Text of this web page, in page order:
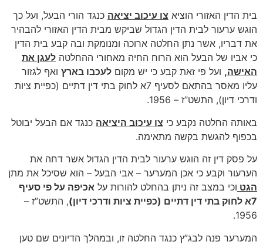
בית הדין האזורי הוציא צו עיכוב יציאה כנגד הורי הבעל, ועל כך
הוגש ערעור לבית הדין הגדול שביקש מבית הדין האזורי להבהיר
את דבריו, אשר נתן החלטה ארוכה ומנומקת ובה קבע בית הדין
כי אביו של הבעל הוא הרוח החיה מאחורי ההחלטה לעגן את
האישה, ועל פי זאת קבע כי יש מקום לעכבו בארץ ואף לגזור
עליו מאסר בהתאם לסעיף 7א לחוק בתי דין דתיים (כפיית ציות
ודרכי דיון), התשט”ז – 1956.
באותה החלטה נקבע כי צו עיכוב היציאה כנגד אם הבעל יבוטל
בכפוף להגשת בקשה מתאימה.
על פסק דין זה הוגש ערעור לבית הדין הגדול אשר דחה את
הערעור וקבע כי אכן המערער – אבי הבעל – הוא שסיכל את מתן
הגט וכי במצב זה ניתן בהחלט להורות על אכיפה על פי סעיף
7א לחוק בתי דין דתיים (כפיית ציות ודרכי דיון)
, התשט”ז –
1956.
המערער פנה לבג”ץ כנגד החלטה זו, ובמהלך הדיונים שם טען